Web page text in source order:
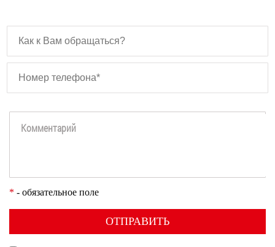
* - обязательное поле
ОТПРАВИТЬ